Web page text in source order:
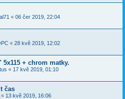
« 06 čer 2019, 22:04
« 28 kvě 2019, 12:02
5x115 + chrom matky.
« 17 kvě 2019, 01:10
čas
« 13 kvě 2019, 16:06